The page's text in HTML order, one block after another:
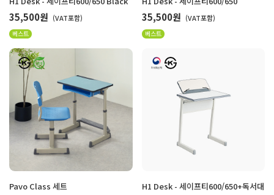
35,500원 (VAT포함)
베스트
35,500원 (VAT포함)
베스트
Pavo Class 세트 H1 Desk - 세이프티600/650+독서대